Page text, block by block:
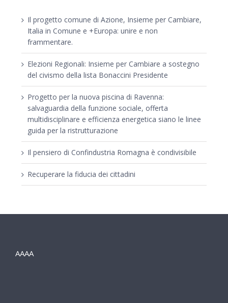
Il progetto comune di Azione, Insieme per Cambiare,
Italia in Comune e +Europa: unire e non
frammentare.
Elezioni Regionali: Insieme per Cambiare a sostegno
del civismo della lista Bonaccini Presidente
Progetto per la nuova piscina di Ravenna:
salvaguardia della funzione sociale, offerta
multidisciplinare e efficienza energetica siano le linee
guida per la ristrutturazione
Il pensiero di Confindustria Romagna è condivisibile
Recuperare la fiducia dei cittadini
AAAA